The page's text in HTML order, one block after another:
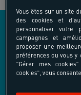
LES AUTRES
Vous êtes sur un site
des cookies et
personnaliser votre
campagnes et
proposer une
préférences ou vous
"Gérer mes
cookies", vous